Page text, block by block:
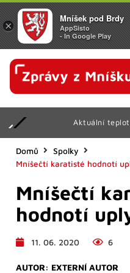
Aktuální
Domů
Spolky
Mníšečtí karatisté hodnotí
Mníšečtí
hodnotí
11. 06. 2020 6
AUTOR: EXTERNÍ AUTOR
×
Mníšek pod Brdy
AppSisto
- In Google Play